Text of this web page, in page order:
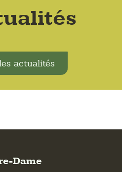
actualités
Dame